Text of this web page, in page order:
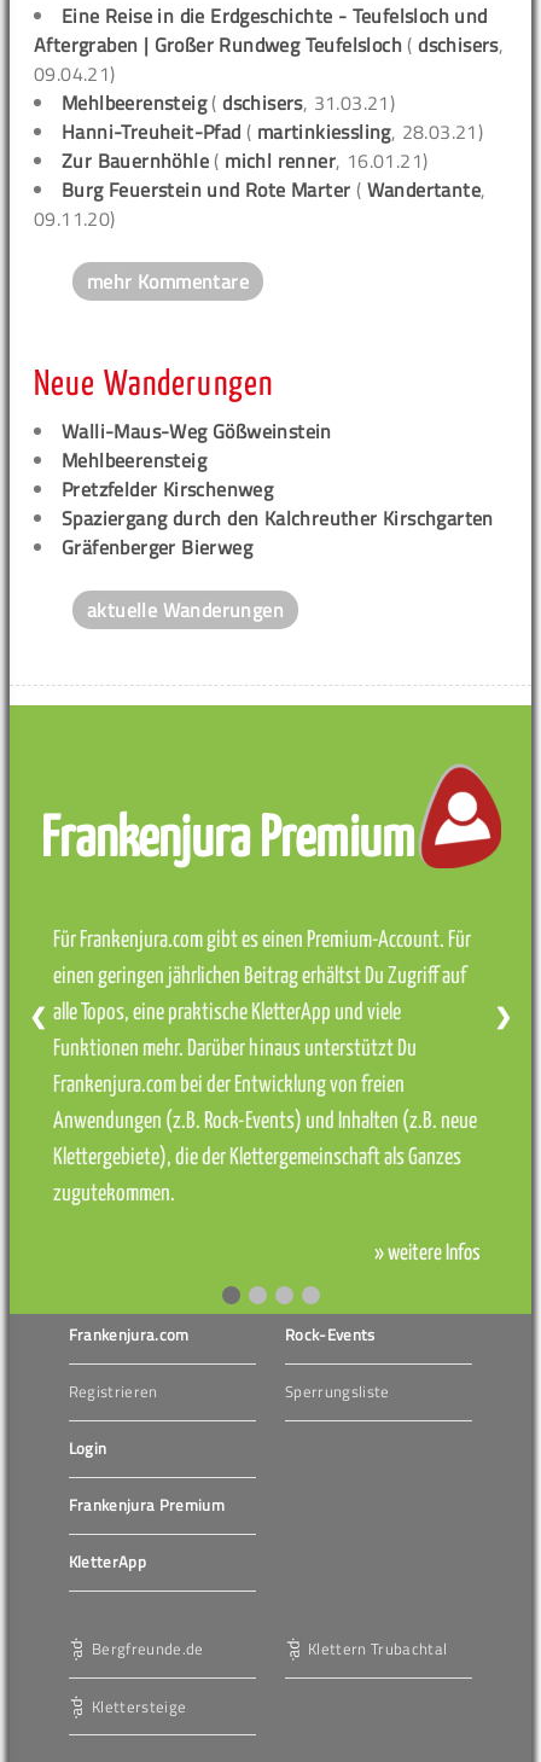
Eine Reise in die Erdgeschichte - Teufelsloch und
Aftergraben | Großer Rundweg Teufelsloch (dschisers,
09.04.21)
Mehlbeerensteig(dschisers, 31.03.21)
Hanni-Treuheit-Pfad ( martinkiessling, 28.03.21)
Zur Bauernhöhle ( michl renner, 16.01.21)
Burg Feuerstein und Rote Marter ( Wandertante,
09.11.20)
mehr Kommentare
Neue Wanderungen
Walli-Maus-Weg Gößweinstein
Mehlbeerensteig
Pretzfelder Kirschenweg
Spaziergang durch den Kalchreuther Kirschgarten
Gräfenberger Bierweg
aktuelle Wanderungen
Frankenjura Premium
Für Frankenjura.com gibt es einen Premium-Account. Für
einen geringen jährlichen Beitrag erhältst Du Zugriff auf
alle Topos, eine praktische KletterApp und viele
Funktionen mehr. Darüber hinaus unterstützt Du
Frankenjura.com bei der Entwicklung von freien
Anwendungen (z.B. Rock-Events) und Inhalten (z.B. neue
Klettergebiete), die der Klettergemeinschaft als Ganzes
zugutekommen.
» weitere Infos
❮ ❯
Frankenjura.com
Registrieren
Login
Frankenjura Premium
KletterApp
Rock-Events
Sperrungsliste
Bergfreunde.de
Klettersteige
Klettern Trubachtal